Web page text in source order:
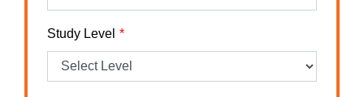
Study Level